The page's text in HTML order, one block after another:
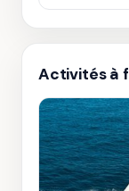
Activités à